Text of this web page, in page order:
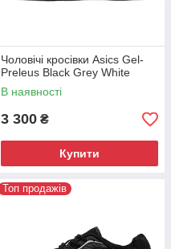
Чоловічі кросівки Asics Gel-
Preleus Black Grey White
В наявності
3 300 ₴
Купити
Топ продажів